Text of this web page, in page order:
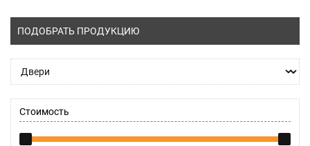
ПОДОБРАТЬ ПРОДУКЦИЮ
Стоимость